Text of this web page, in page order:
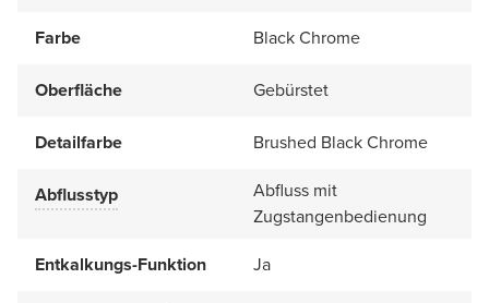
Farbe Black Chrome
Oberfläche Gebürstet
Detailfarbe Brushed Black Chrome
Abflusstyp
Abfluss mit
Zugstangenbedienung
Entkalkungs-Funktion
Ja